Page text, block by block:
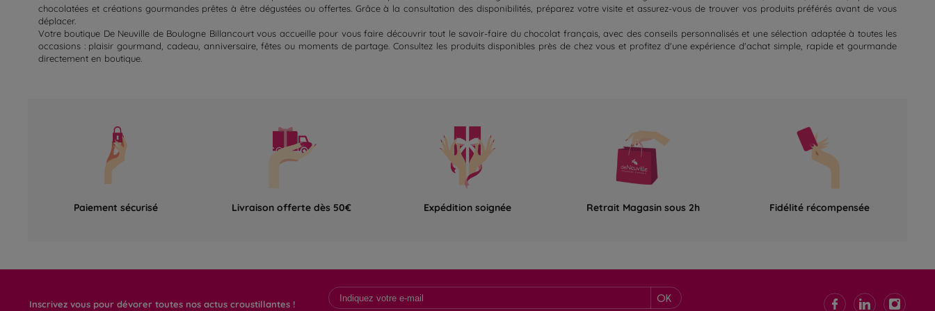
chocolatées et créations gourmandes prêtes à être dégustées ou offertes. Grâce à la consultation des disponibilités, préparez votre visite et assurez-vous de trouver vos produits préférés avant de vous
déplacer.
Votre boutique De Neuville de Boulogne Billancourt vous accueille pour vous faire découvrir tout le savoir-faire du chocolat français, avec des conseils personnalisés et une sélection adaptée à toutes les
occasions : plaisir gourmand, cadeau, anniversaire, fêtes ou moments de partage. Consultez les produits disponibles près de chez vous et profitez d'une expérience d'achat simple, rapide et gourmande
directement en boutique.
Paiement sécurisé Livraison offerte dès 50€ Expédition soignée Retrait Magasin sous 2h Fidélité récompensée
Inscrivez vous pour dévorer toutes nos actus croustillantes ! OK